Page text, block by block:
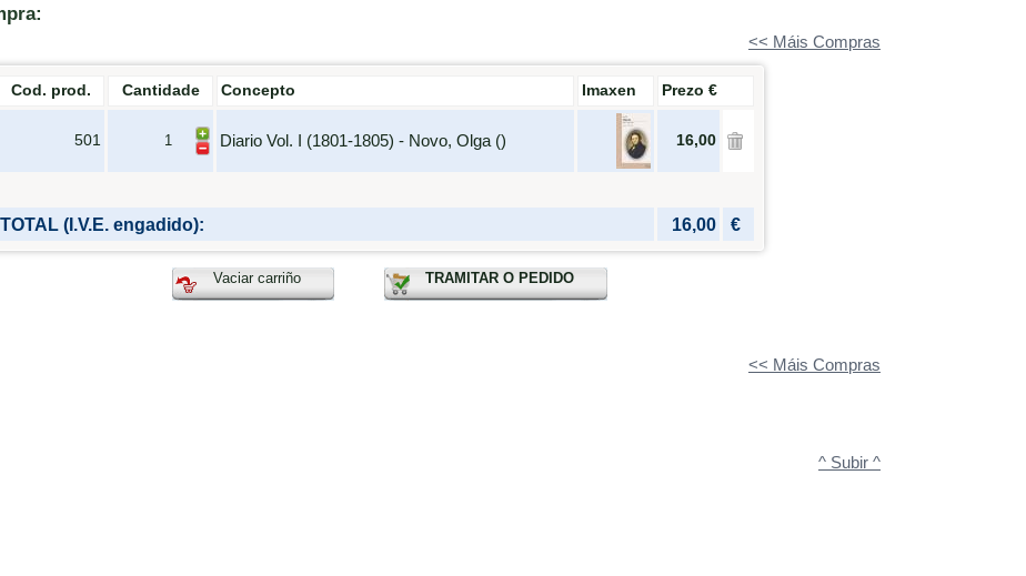
<< Máis Compras
Cod. prod. Cantidade Concepto Imaxen Prezo €
501 Diario Vol. I (1801-1805) - Novo, Olga () 16,00
TOTAL (I.V.E. engadido): 16,00 €
TRAMITAR O PEDIDO
Vaciar carriño
<< Máis Compras
^ Subir ^